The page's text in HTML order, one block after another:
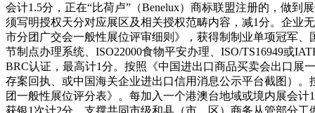
会计1.5分，正在“比荷卢”（Benelux）商标联盟注册的，做
须写明授权天分对应展区及相关授权范畴内容，减1分。企业
市分团广交会一般性展位评审细则》，获得制制业单项冠军、
节制点办理系统、ISO22000食物平安办理、ISO/TS16949或
BRC认证，最高计1分。按照《中国进出口商品买卖会出口展
存案回执、或中国海关企业进出口信用消息公示平台截图）
团一般性展位评分表》。每加入一个港澳台地域或境内展会
获银1次计2分，支撑共同市级和县（市、区）商务从管部分